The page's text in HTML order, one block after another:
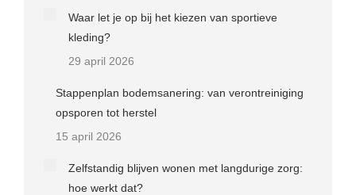
Waar let je op bij het kiezen van sportieve
kleding?
29 april 2026
Stappenplan bodemsanering: van verontreiniging
opsporen tot herstel
15 april 2026
Zelfstandig blijven wonen met langdurige zorg:
hoe werkt dat?